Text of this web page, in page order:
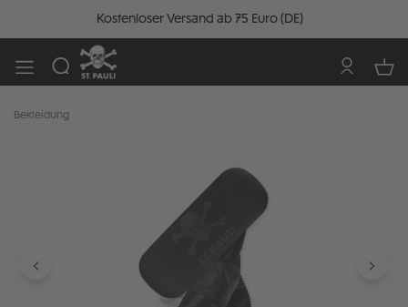
Kostenloser Versand ab 75 Euro (DE)
Bekleidung